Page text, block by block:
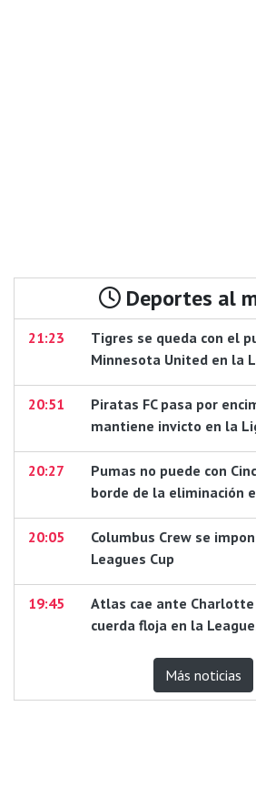
Deportes al
21:23
Tigres se queda con el
Minnesota United en la
20:51
Piratas FC pasa por
mantiene invicto en la
20:27
Pumas no puede con
borde de la eliminación
20:05
Columbus Crew se
Leagues Cup
19:45
Atlas cae ante
cuerda floja en la
Más noticias